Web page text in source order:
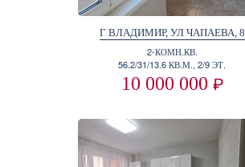
Г ВЛАДИМИР, УЛ ЧАПАЕВА, 8
2-КОМН.КВ.
56.2/31/13.6 КВ.М., 2/9 ЭТ.
10 000 000 ₽